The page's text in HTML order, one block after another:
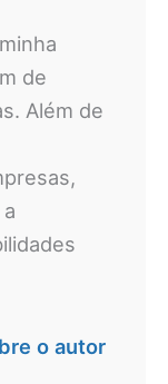
de
Além de
o autor